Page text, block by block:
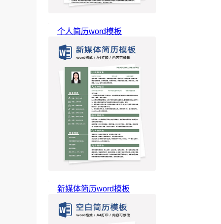
个人简历word模板
新媒体简历word模板